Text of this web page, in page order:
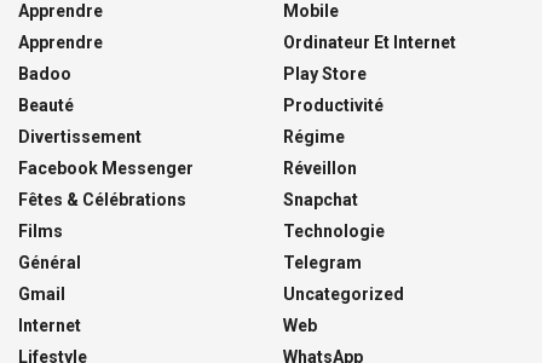
Apprendre
Apprendre
Badoo
Beauté
Divertissement
Facebook Messenger
Fêtes & Célébrations
Films
Général
Gmail
Internet
Lifestyle
Mobile
Ordinateur Et Internet
Play Store
Productivité
Régime
Réveillon
Snapchat
Technologie
Telegram
Uncategorized
Web
WhatsApp